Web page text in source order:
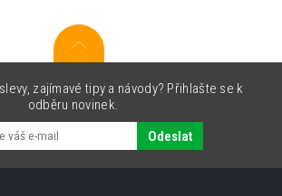
zajímavé tipy a návody? Přihlašte se k
odběru novinek.
Odeslat